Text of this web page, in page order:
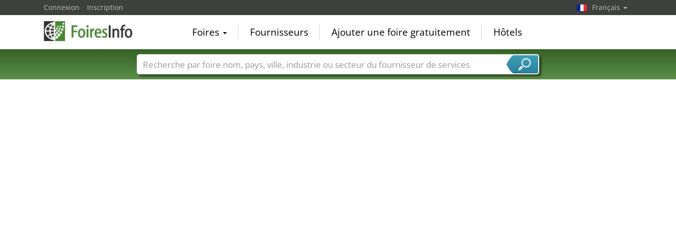
23
24
25
Connexion Inscription Français
Foires Fournisseurs Ajouter une foire gratuitement Hôtels
Foire noms Pays Villes Secteurs de foire Secteurs du fournisseur de services